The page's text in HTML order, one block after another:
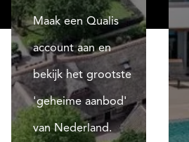
Maak een Qualis
account aan en
bekijk het grootste
'geheime aanbod'
van Nederland.